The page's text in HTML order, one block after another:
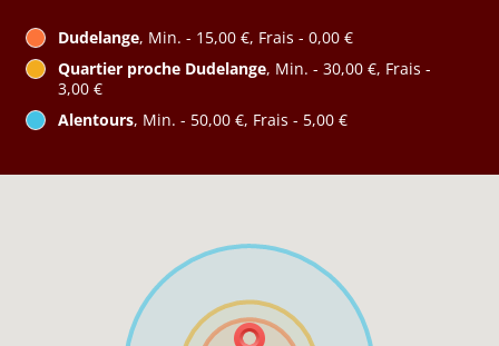
Dudelange, Min. - 15,00 €, Frais - 0,00 €
Quartier proche Dudelange, Min. - 30,00 €, Frais -
3,00 €
Alentours, Min. - 50,00 €, Frais - 5,00 €